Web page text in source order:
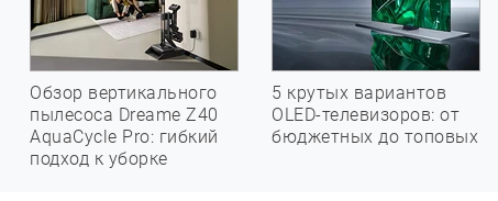
Обзор вертикального
пылесоса Dreame Z40
AquaCycle Pro: гибкий
подход к уборке
5 крутых вариантов
OLED-телевизоров: от
бюджетных до топовых